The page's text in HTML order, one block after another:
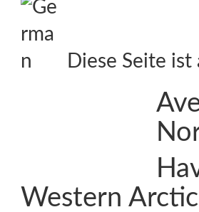
Diese Seite
Western